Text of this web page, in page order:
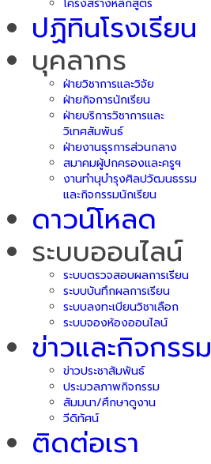
โครงสร้างหลักสูตร
ปฏิทินโรงเรียน
บุคลากร
ฝ่ายวิชาการและวิจัย
ฝ่ายกิจการนักเรียน
ฝ่ายบริการวิชาการและ
วิเทศสัมพันธ์
ฝ่ายงานธุรการส่วนกลาง
สมาคมผู้ปกครองและครูฯ
งานทำนุบำรุงศิลปวัฒนธรรม
และกิจกรรมนักเรียน
ดาวน์โหลด
ระบบออนไลน์
ระบบตรวจสอบผลการเรียน
ระบบบันทึกผลการเรียน
ระบบลงทะเบียนวิชาเลือก
ระบบจองห้องออนไลน์
ข่าวและกิจกรรม
ข่าวประชาสัมพันธ์
ประมวลภาพกิจกรรม
สัมมนา/ศึกษาดูงาน
วีดิทัศน์
ติดต่อเรา